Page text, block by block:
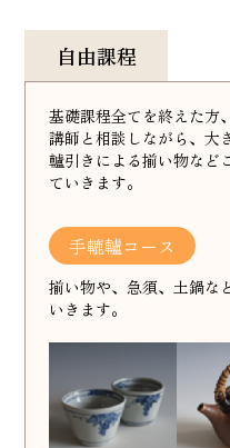
自由課程
基礎課程全てを終えた方
講師と相談しながら、大
轤引きによる揃い物など
ていきます。
手轆轤コース
揃い物や、急須、土鍋な
いきます。